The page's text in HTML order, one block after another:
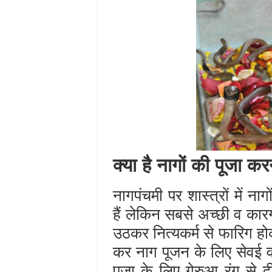
क्या है नागों की पूजा
नागपंचमी पर शास्त्रों में
हैं लेकिन सबसे अच्छी व
उठकर नित्यकर्म से फारिग
कर नाग पूजन के लिए सेवई